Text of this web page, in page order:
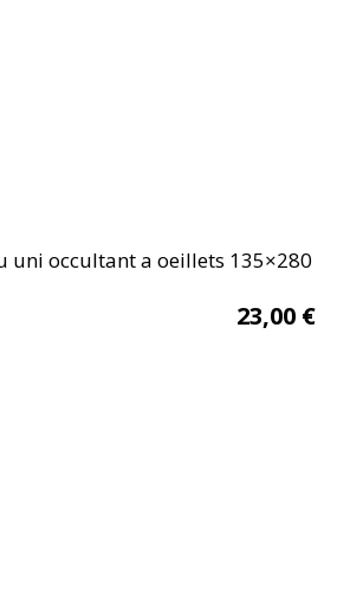
uni occultant a oeillets 135×280
23,00 €